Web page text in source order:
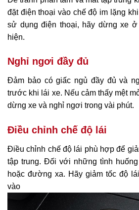
đặt điện thoại vào chế độ im lặng
sử dụng điện thoại, hãy dừng xe
hiện.
Nghỉ ngơi đầy đủ
Đảm bảo có giấc ngủ đầy đủ và
trước khi lái xe. Nếu cảm thấy mệt
dừng xe và nghỉ ngơi trong vài phút.
Điều chỉnh chế độ lái
Điều chỉnh chế độ lái phù hợp để
tập trung. Đối với những tình
hoặc đường xa. Hãy giảm tốc độ
vào